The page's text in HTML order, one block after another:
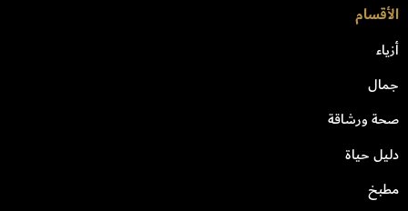
الأقسام
أزياء
جمال
صحة ورشاقة
دليل حياة
مطبخ